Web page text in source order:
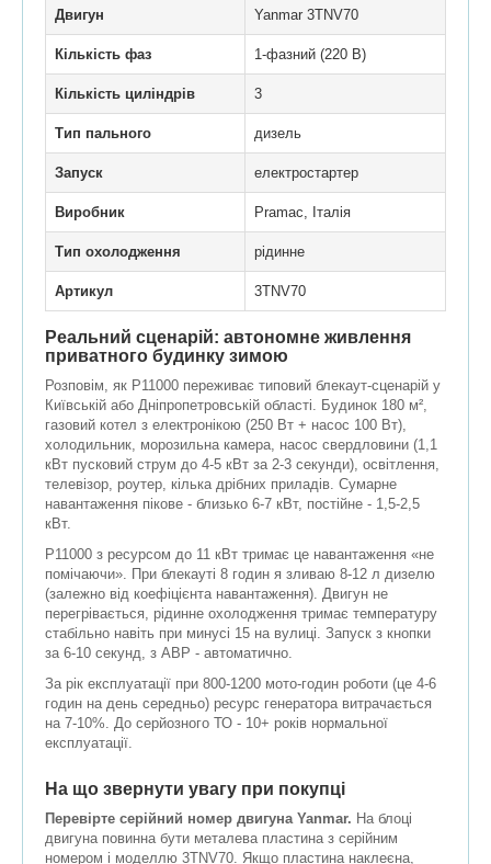
Двигун Yanmar 3TNV70
Кількість фаз 1-фазний (220 В)
Кількість циліндрів 3
Тип пального дизель
Запуск електростартер
Виробник Pramac, Італія
Тип охолодження рідинне
Артикул 3TNV70
Реальний сценарій: автономне живлення
приватного будинку зимою
Розповім, як P11000 переживає типовий блекаут-сценарій у
Київській або Дніпропетровській області. Будинок 180 м²,
газовий котел з електронікою (250 Вт + насос 100 Вт),
холодильник, морозильна камера, насос свердловини (1,1
кВт пусковий струм до 4-5 кВт за 2-3 секунди), освітлення,
телевізор, роутер, кілька дрібних приладів. Сумарне
навантаження пікове - близько 6-7 кВт, постійне - 1,5-2,5
кВт.
P11000 з ресурсом до 11 кВт тримає це навантаження «не
помічаючи». При блекауті 8 годин я зливаю 8-12 л дизелю
(залежно від коефіцієнта навантаження). Двигун не
перегрівається, рідинне охолодження тримає температуру
стабільно навіть при минусі 15 на вулиці. Запуск з кнопки
за 6-10 секунд, з АВР - автоматично.
За рік експлуатації при 800-1200 мото-годин роботи (це 4-6
годин на день середньо) ресурс генератора витрачається
на 7-10%. До серйозного ТО - 10+ років нормальної
експлуатації.
На що звернути увагу при покупці
Перевірте серійний номер двигуна Yanmar. На блоці
двигуна повинна бути металева пластина з серійним
номером і моделлю 3TNV70. Якщо пластина наклеєна,